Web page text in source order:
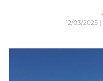
12/03/2025 |